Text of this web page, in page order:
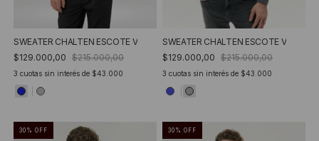
SWEATER CHALTEN ESCOTE V
$129.000,00 $215.000,00
3 cuotas sin interés de $43.000
SWEATER CHALTEN ESCOTE V
$129.000,00 $215.000,00
3 cuotas sin interés de $43.000
30 % OFF 30 % OFF